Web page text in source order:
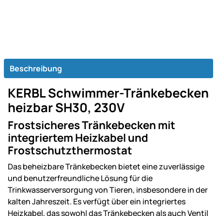
Beschreibung
KERBL Schwimmer-Tränkebecken
heizbar SH30, 230V
Frostsicheres Tränkebecken mit
integriertem Heizkabel und
Frostschutzthermostat
Das beheizbare Tränkebecken bietet eine zuverlässige
und benutzerfreundliche Lösung für die
Trinkwasserversorgung von Tieren, insbesondere in der
kalten Jahreszeit. Es verfügt über ein integriertes
Heizkabel, das sowohl das Tränkebecken als auch Ventil